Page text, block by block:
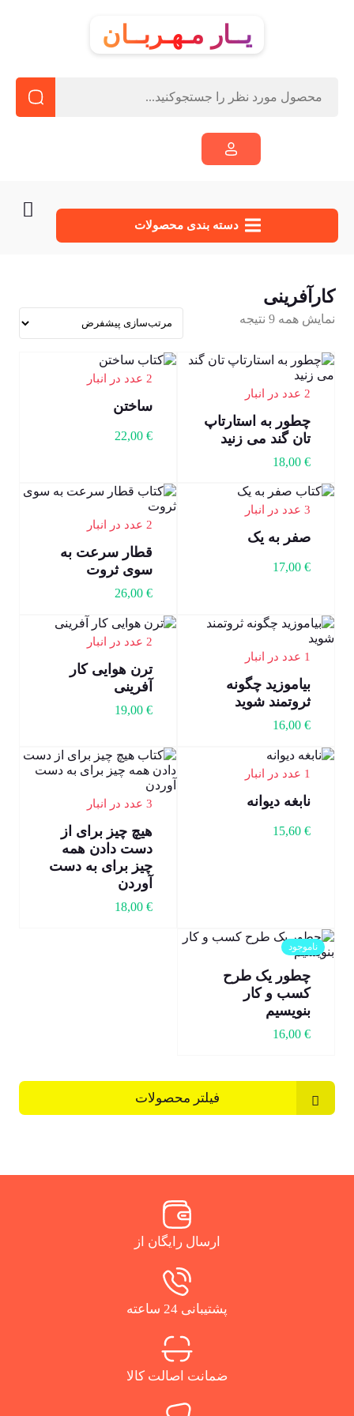
یــار مـهـربــان
دسته‌ بندی محصولات
کارآفرینی
نمایش همه 9 نتیجه
2 عدد در انبار
چطور به استارتاپ
تان گند می زنید
18,00 €
2 عدد در انبار
ساختن
22,00€
3 عدد در انبار
صفر به یک
17,00 €
2 عدد در انبار
قطار سرعت به
سوی ثروت
26,00€
1 عدد در انبار
بیاموزید چگونه
ثروتمند شوید
16,00 €
2 عدد در انبار
ترن هوایی کار
آفرینی
19,00€
1 عدد در انبار
نابغه دیوانه
15,60 €
3 عدد در انبار
هیچ چیز برای از
دست دادن همه
چیز برای به دست
آوردن
18,00€
ناموجود
چطور یک طرح
کسب و کار
بنویسیم
16,00 €
فیلتر محصولات
ارسال رایگان از
پشتیبانی 24 ساعته
ضمانت اصالت کالا